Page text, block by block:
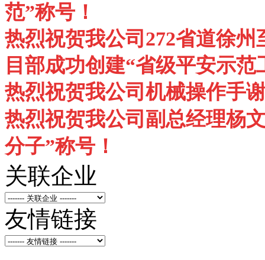
范”称号！
热烈祝贺我公司272省道徐
目部成功创建“省级平安示范
热烈祝贺我公司机械操作手
热烈祝贺我公司副总经理杨
分子”称号！
关联企业
友情链接